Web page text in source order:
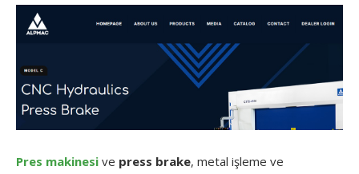
Pres makinesi ve press brake, metal işleme ve